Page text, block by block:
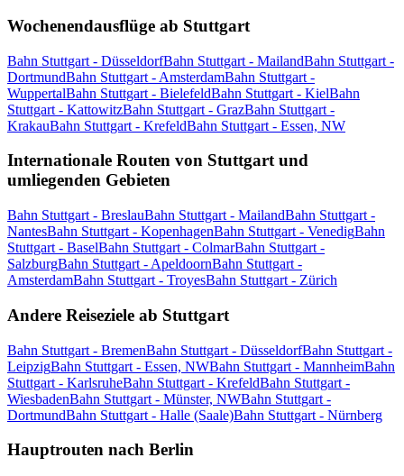
Wochenendausflüge ab Stuttgart
Bahn Stuttgart - DüsseldorfBahn Stuttgart - MailandBahn Stuttgart -
DortmundBahn Stuttgart - AmsterdamBahn Stuttgart -
WuppertalBahn Stuttgart - BielefeldBahn Stuttgart - KielBahn
Stuttgart - KattowitzBahn Stuttgart - GrazBahn Stuttgart -
KrakauBahn Stuttgart - KrefeldBahn Stuttgart - Essen, NW
Internationale Routen von Stuttgart und
umliegenden Gebieten
Bahn Stuttgart - BreslauBahn Stuttgart - MailandBahn Stuttgart -
NantesBahn Stuttgart - KopenhagenBahn Stuttgart - VenedigBahn
Stuttgart - BaselBahn Stuttgart - ColmarBahn Stuttgart -
SalzburgBahn Stuttgart - ApeldoornBahn Stuttgart -
AmsterdamBahn Stuttgart - TroyesBahn Stuttgart - Zürich
Andere Reiseziele ab Stuttgart
Bahn Stuttgart - BremenBahn Stuttgart - DüsseldorfBahn Stuttgart -
LeipzigBahn Stuttgart - Essen, NWBahn Stuttgart - MannheimBahn
Stuttgart - KarlsruheBahn Stuttgart - KrefeldBahn Stuttgart -
WiesbadenBahn Stuttgart - Münster, NWBahn Stuttgart -
DortmundBahn Stuttgart - Halle (Saale)Bahn Stuttgart - Nürnberg
Hauptrouten nach Berlin